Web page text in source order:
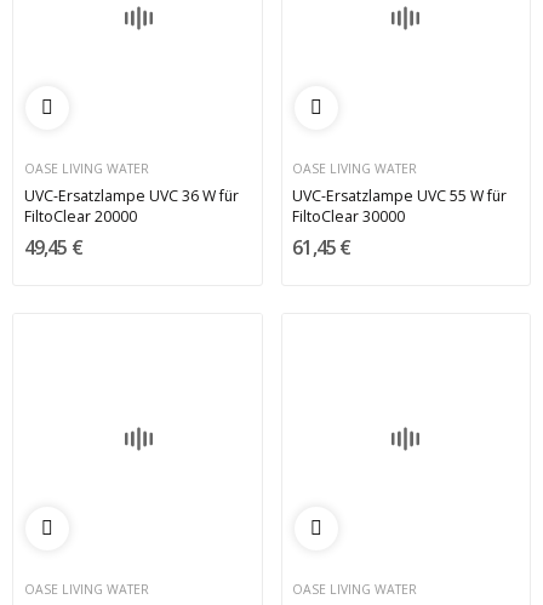
OASE LIVING WATER
UVC-Ersatzlampe UVC 36 W für
FiltoClear 20000
49,45 €
OASE LIVING WATER
UVC-Ersatzlampe UVC 55 W für
FiltoClear 30000
61,45 €
OASE LIVING WATER OASE LIVING WATER